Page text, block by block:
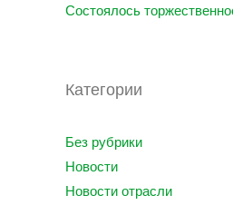
Состоялось
Категории
Без рубрики
Новости
Новости отрасли